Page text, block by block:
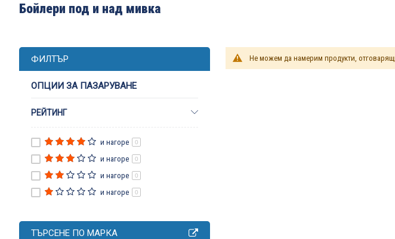
Бойлери под и над мивка
Не можем да намерим продукти,
ФИЛТЪР
ОПЦИИ ЗА ПАЗАРУВАНЕ
РЕЙТИНГ
и нагоре 0
и нагоре 0
и нагоре 0
и нагоре 0
ТЪРСЕНЕ ПО МАРКА